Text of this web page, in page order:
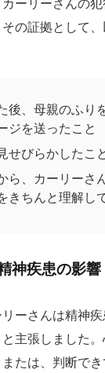
の証拠として
後、母親のふり
ジを送ったこと
せびらかしたこ
ら、カーリーさ
きちんと理解し
神疾患の影響
ーさんは精神疾
主張しました
たは、判断で